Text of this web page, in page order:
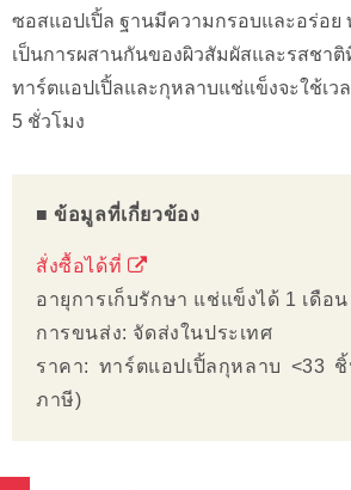
ซอสแอปเปิ้ล ฐานมีความกรอบและอร่อย
เป็นการผสานกันของผิวสัมผัสและรสชาติ
ทาร์ตแอปเปิ้ลและกุหลาบแช่แข็งจะใช้เว
5 ชั่วโมง
■ ข้อมูลที่เกี่ยวข้อง
สั่งซื้อได้ที่
อายุการเก็บรักษา แช่แข็งได้ 1 เดือ
การขนส่ง: จัดส่งในประเทศ
ราคา: ทาร์ตแอปเปิ้ลกุหลาบ <33
ภาษี)